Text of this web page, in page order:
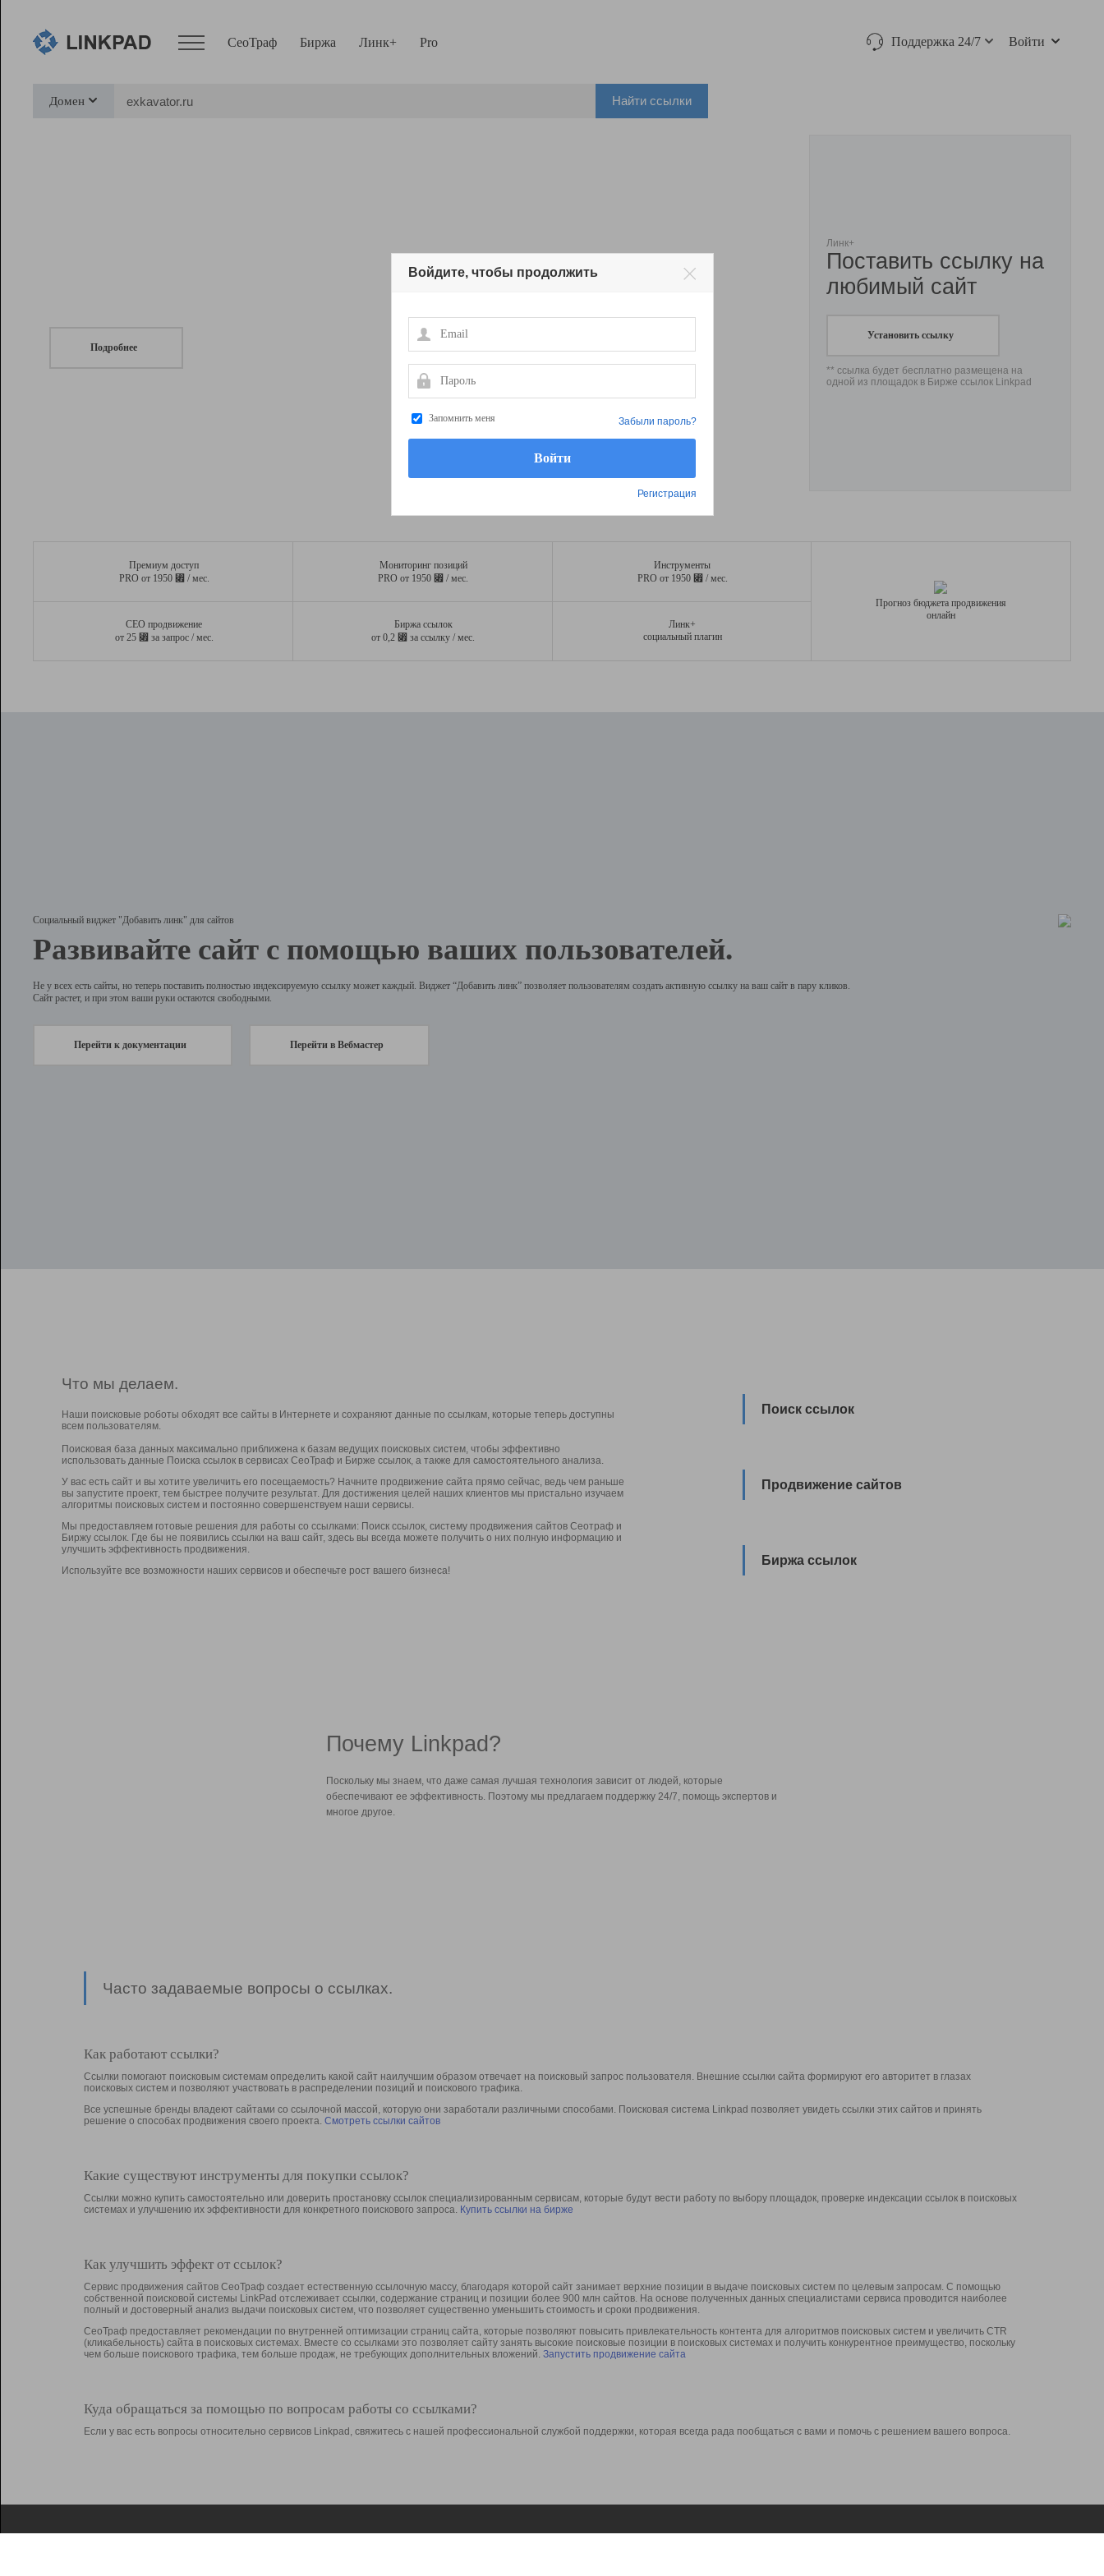
СеоТраф Биржа Линк+ Pro Поддержка 24/7 Войти
Домен Найти ссылки
Подробнее
Линк+
Поставить ссылку на
любимый сайт
Установить ссылку
** ссылка будет бесплатно размещена на
одной из площадок в Бирже ссылок Linkpad
Премиум доступ
PRO от 1950 ⃏ / мес.
Мониторинг позиций
PRO от 1950 ⃏ / мес.
Инструменты
PRO от 1950 ⃏ / мес.
СЕО продвижение
от 25 ⃏ за запрос / мес.
Биржа ссылок
от 0,2 ⃏ за ссылку / мес.
Линк+
социальный плагин
Прогноз бюджета продвижения
онлайн
Социальный виджет "Добавить линк" для сайтов
Развивайте сайт с помощью ваших пользователей.
Не у всех есть сайты, но теперь поставить полностью индексируемую ссылку может каждый. Виджет “Добавить линк” позволяет пользователям создать активную ссылку на ваш сайт в пару кликов.
Сайт растет, и при этом ваши руки остаются свободными.
Перейти к документации Перейти в Вебмастер
Что мы делаем.
Наши поисковые роботы обходят все сайты в Интернете и сохраняют данные по ссылкам, которые теперь доступны
всем пользователям.
Поисковая база данных максимально приближена к базам ведущих поисковых систем, чтобы эффективно
использовать данные Поиска ссылок в сервисах СеоТраф и Бирже ссылок, а также для самостоятельного анализа.
У вас есть сайт и вы хотите увеличить его посещаемость? Начните продвижение сайта прямо сейчас, ведь чем раньше
вы запустите проект, тем быстрее получите результат. Для достижения целей наших клиентов мы пристально изучаем
алгоритмы поисковых систем и постоянно совершенствуем наши сервисы.
Мы предоставляем готовые решения для работы со ссылками: Поиск ссылок, систему продвижения сайтов Сеотраф и
Биржу ссылок. Где бы не появились ссылки на ваш сайт, здесь вы всегда можете получить о них полную информацию и
улучшить эффективность продвижения.
Используйте все возможности наших сервисов и обеспечьте рост вашего бизнеса!
Поиск ссылок
Продвижение сайтов
Биржа ссылок
Почему Linkpad?
Поскольку мы знаем, что даже самая лучшая технология зависит от людей, которые
обеспечивают ее эффективность. Поэтому мы предлагаем поддержку 24/7, помощь экспертов и
многое другое.
Часто задаваемые вопросы о ссылках.
Как работают ссылки?
Ссылки помогают поисковым системам определить какой сайт наилучшим образом отвечает на поисковый запрос пользователя. Внешние ссылки сайта формируют его авторитет в глазах
поисковых систем и позволяют участвовать в раcпределении позиций и поискового трафика.
Все успешные бренды владеют сайтами со ссылочной массой, которую они заработали различными способами. Поисковая система Linkpad позволяет увидеть ссылки этих сайтов и принять
решение о способах продвижения своего проекта. Смотреть ссылки сайтов
Какие существуют инструменты для покупки ссылок?
Ссылки можно купить самостоятельно или доверить простановку ссылок специализированным сервисам, которые будут вести работу по выбору площадок, проверке индексации ссылок в поисковых
системах и улучшению их эффективности для конкретного поискового запроса. Купить ссылки на бирже
Как улучшить эффект от ссылок?
Сервис продвижения сайтов СеоТраф создает естественную ссылочную массу, благодаря которой сайт занимает верхние позиции в выдаче поисковых систем по целевым запросам. С помощью
собственной поисковой системы LinkPad отслеживает ссылки, содержание страниц и позиции более 900 млн сайтов. На основе полученных данных специалистами сервиса проводится наиболее
полный и достоверный анализ выдачи поисковых систем, что позволяет существенно уменьшить стоимость и сроки продвижения.
СеоТраф предоставляет рекомендации по внутренней оптимизации страниц сайта, которые позволяют повысить привлекательность контента для алгоритмов поисковых систем и увеличить CTR
(кликабельность) сайта в поисковых системах. Вместе со ссылками это позволяет сайту занять высокие поисковые позиции в поисковых системах и получить конкурентное преимущество, поскольку
чем больше поискового трафика, тем больше продаж, не требующих дополнительных вложений. Запустить продвижение сайта
Куда обращаться за помощью по вопросам работы со ссылками?
Если у вас есть вопросы относительно сервисов Linkpad, свяжитесь с нашей профессиональной службой поддержки, которая всегда рада пообщаться с вами и помочь с решением вашего вопроса.
Войдите, чтобы продолжить
Email
Пароль
Запомнить меня
Регистрация
Забыли пароль?